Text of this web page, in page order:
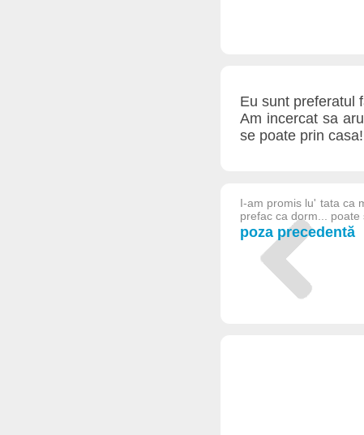
Eu sunt preferatul
Am incercat sa
se poate prin casa!
I-am promis lu' tata ca
prefac ca dorm... poate
poza precedentă